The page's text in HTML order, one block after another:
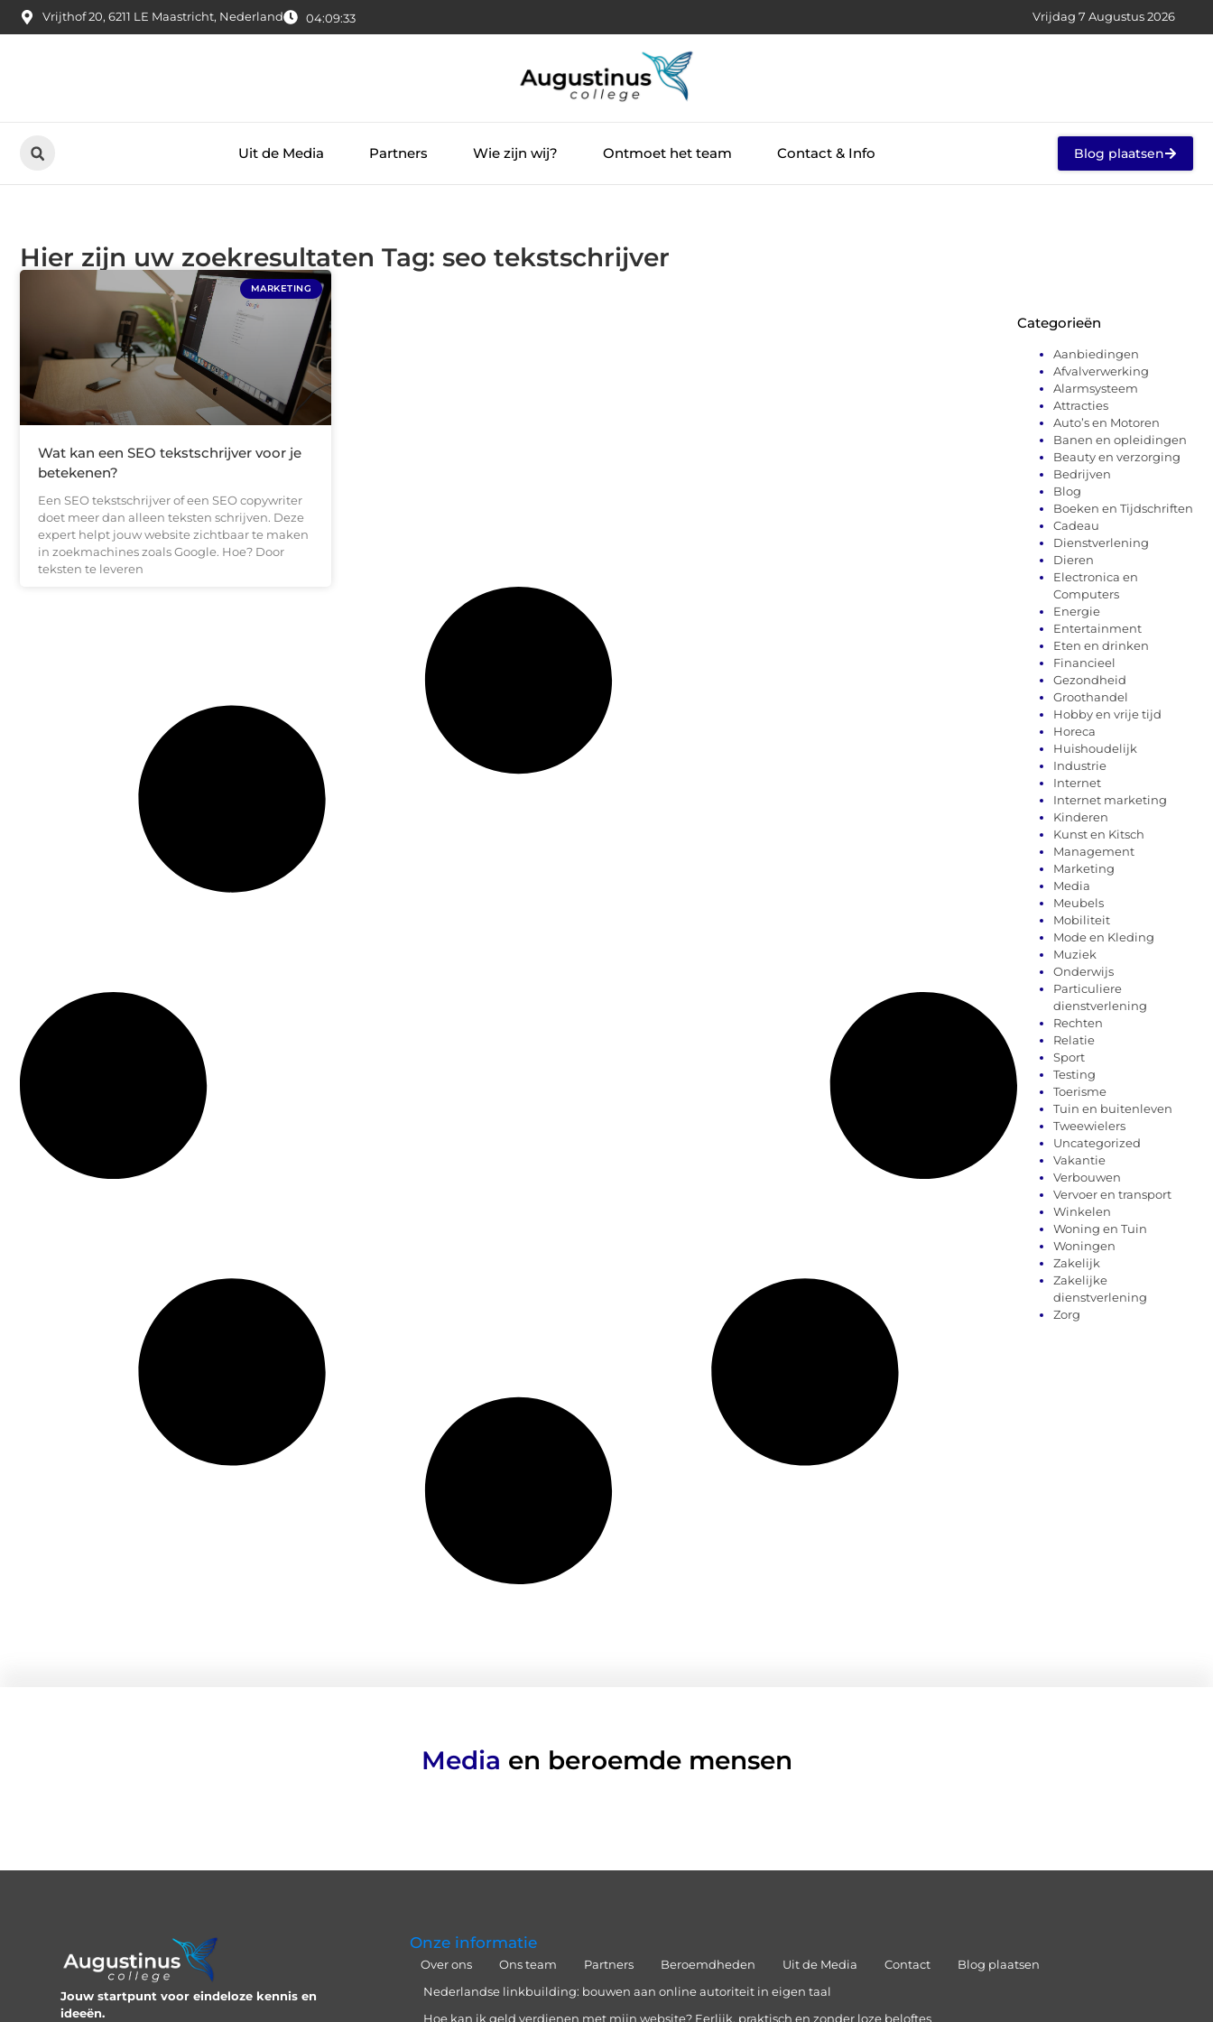
Vrijthof 20, 6211 LE Maastricht, Nederland 04:09:34 Vrijdag 7 Augustus 2026
Uit de Media Partners Wie zijn wij? Ontmoet het team Contact & Info Blog plaatsen
Hier zijn uw zoekresultaten Tag: seo tekstschrijver
MARKETING
Wat kan een SEO tekstschrijver voor je
betekenen?
Een SEO tekstschrijver of een SEO copywriter
doet meer dan alleen teksten schrijven. Deze
expert helpt jouw website zichtbaar te maken
in zoekmachines zoals Google. Hoe? Door
teksten te leveren
Categorieën
Aanbiedingen
Afvalverwerking
Alarmsysteem
Attracties
Auto’s en Motoren
Banen en opleidingen
Beauty en verzorging
Bedrijven
Blog
Boeken en Tijdschriften
Cadeau
Dienstverlening
Dieren
Electronica en
Computers
Energie
Entertainment
Eten en drinken
Financieel
Gezondheid
Groothandel
Hobby en vrije tijd
Horeca
Huishoudelijk
Industrie
Internet
Internet marketing
Kinderen
Kunst en Kitsch
Management
Marketing
Media
Meubels
Mobiliteit
Mode en Kleding
Muziek
Onderwijs
Particuliere
dienstverlening
Rechten
Relatie
Sport
Testing
Toerisme
Tuin en buitenleven
Tweewielers
Uncategorized
Vakantie
Verbouwen
Vervoer en transport
Winkelen
Woning en Tuin
Woningen
Zakelijk
Zakelijke
dienstverlening
Zorg
Media en beroemde mensen
Jouw startpunt voor eindeloze kennis en
ideeën.
Onze informatie
Over ons Ons team Partners Beroemdheden Uit de Media Contact
Blog plaatsen
Nederlandse linkbuilding: bouwen aan online autoriteit in eigen taal
Hoe kan ik geld verdienen met mijn website? Eerlijk, praktisch en zonder loze beloftes